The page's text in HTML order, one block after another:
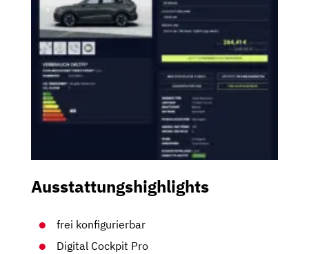
Ausstattungshighlights
frei konfigurierbar
Digital Cockpit Pro